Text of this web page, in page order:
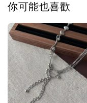
你可能也喜歡